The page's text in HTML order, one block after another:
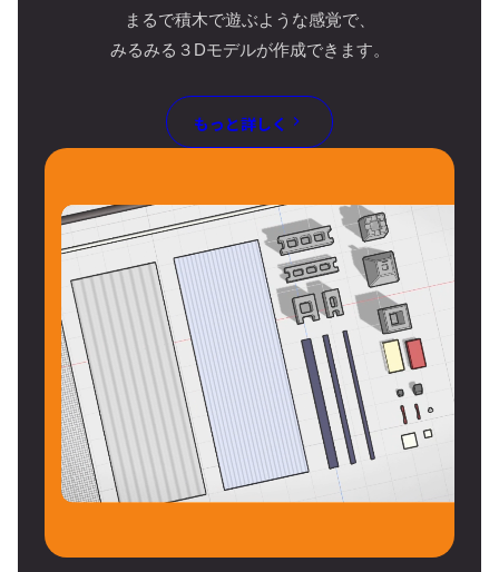
まるで積木で遊ぶような感覚で、
みるみる３Dモデルが作成できます。
もっと詳しく